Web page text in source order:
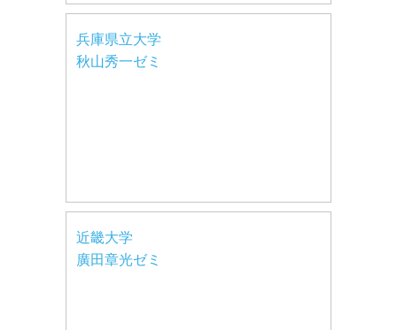
兵庫県立大学
秋山秀一ゼミ
近畿大学
廣田章光ゼミ